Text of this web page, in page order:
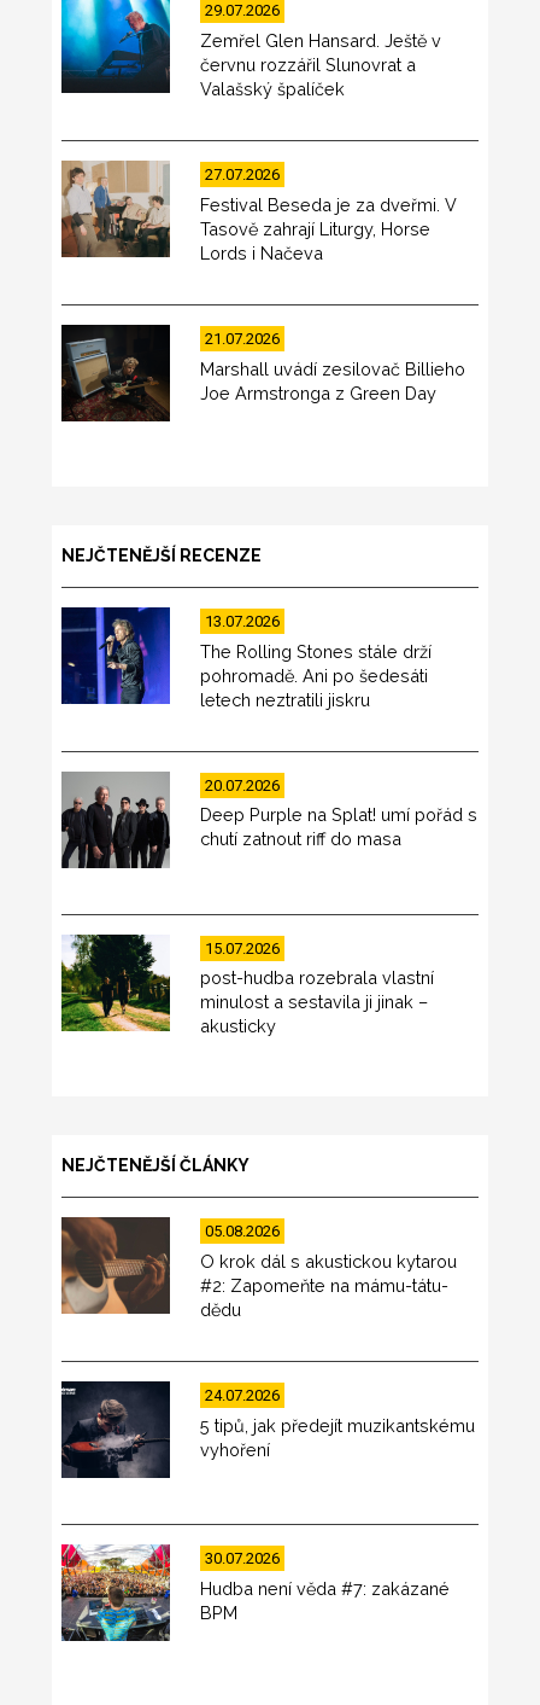
29.07.2026
Zemřel Glen Hansard. Ještě v
červnu rozzářil Slunovrat a
Valašský špalíček
27.07.2026
Festival Beseda je za dveřmi. V
Tasově zahrají Liturgy, Horse
Lords i Načeva
21.07.2026
Marshall uvádí zesilovač Billieho
Joe Armstronga z Green Day
NEJČTENĚJŠÍ RECENZE
13.07.2026
The Rolling Stones stále drží
pohromadě. Ani po šedesáti
letech neztratili jiskru
20.07.2026
Deep Purple na Splat! umí pořád s
chutí zatnout riff do masa
15.07.2026
post-hudba rozebrala vlastní
minulost a sestavila ji jinak –
akusticky
NEJČTENĚJŠÍ ČLÁNKY
05.08.2026
O krok dál s akustickou kytarou
#2: Zapomeňte na mámu-tátu-
dědu
24.07.2026
5 tipů, jak předejít muzikantskému
vyhoření
30.07.2026
Hudba není věda #7: zakázané
BPM